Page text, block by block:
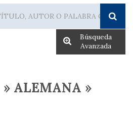
Búsqueda
Avanzada
ALEMANA »